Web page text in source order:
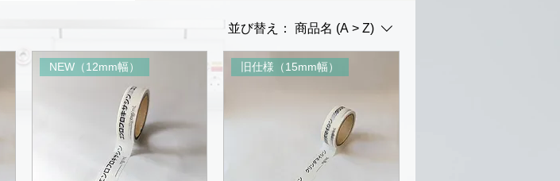
並び替え： 商品名 (A > Z)
NEW（12mm幅） 旧仕様（15mm幅）